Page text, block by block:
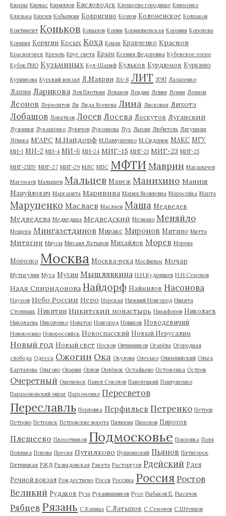
Кимры Кирвас Кириллов Кисловодск Клещеево городище Клименко
Клязьма Князев Кобылкин Ковригино Козлов Коломенское Колпаков
Континент Коньков Копылов Корин Корнилиевская Коровин Королева
Коршия Корягин Косых Коха Коцан Кравченко Краснов
Красногорск Кремль Круг света Крым Ксения Федоровна Кубенское озеро
Кубок ГМО Кузьминых Кул-Шариф Кульков Курдюмов Куркино
Курникова Курский вокзал Л.Маврин ЛА-8 ЛИТ ЛЭП Лазаренко
Лапин Ларикова Лев Плоткин Леванов Левдин Левин Ленин Леннон
Леонов Лермонтов Ли Лида Ясенева Лина Лисковая Лихотэ
Лобашов Лопатков Лосев Лосева Лоскутов Луганский
Лужники Лукашенко Лукичев Лукоянова Лух Лыхин Любитель Лягушкин
Лёнька М'АРС М.Найдорф М.Павлушенко М.Сидорюк МАКС МГУ
МИ-1 МИ-2 МИ-4 МИ-6 МИ-24 МИГ-15 МИГ-21 МИГ-23 МИГ-25
МИГ-25ПУ МИГ-27 МИГ-29 МЛС МПС МФТИ Маврин Магарычев
Магомаев Малышев Мальцев Манеж Манихино Маниш
Мануйлович Маргарита Маринина Мария Яковлевна Маросейка Марта
Маруценко Маслаев Масляев Маша Медведев
Медведева Медведица Медведский Мезиано Меняйло
Мещера Мингазетдинов Миракс Миронов Митино Митта
Митягин Миусы Михаил Латыпов Михайлов Морев Морева
Морозко Москва Москва-река Мосфильм Мочар
Мутыгулин Муха Мухин Мышлявкина Н.Н.Кудрявцев Н.Н.Семенов
Надя Спиридонова Найдорф Наймилов Насонова
Наумов Небо России Неро Нерская Нижний Новгород Никита
Столпник Никитин Никитский монастырь Никифоров Николаев
Николаева Николенко Новатор Новгород Новиков Новодевичий
Новокосино Новороссийск Новоспасский Новый Иерусалим
Новый год Новый свет Носков Овчинников Огарёва Огородная
слобода Одесса Ожогин Ока Окулова Олесько Олимпийский Ольга
Карталова Ольгово Опарин Орлов Орлёнок Остафьево Остоженка Остров
Очеретный Ошевенск Павел Соколов Павелецкий Павлушенко
Парамоновский овраг Пархоменко Пересветов
Переславль Перловка Перфильев Петренко Петров
Петрово Петровск Петровские ворота Пилюгин Пименов Пирогов
Плещеево Плохотников Подмосковье Покровка Поля
Полянка Попова Пресня Путилково Пушкинский Пьянов Пятигорск
Пятницкая РЖД Развадовская Ракета Расторгуев Рдейский Рдея
Речной вокзал Рождествено Росси Россина Россия Ростов
Великий Рудаков Руза Рукавишников Русе Рыбаков Е. Рысачок
Рябцев Рязань С.Капица С.Латыпов С.Семенов С.Штенцов